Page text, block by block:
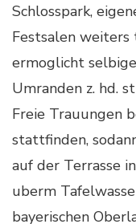
Schlosspark,
Festsalen
ermoglicht
Umranden z. hd.
Freie Trauungen
stattfinden,
auf der Terrasse
uberm
bayerischen